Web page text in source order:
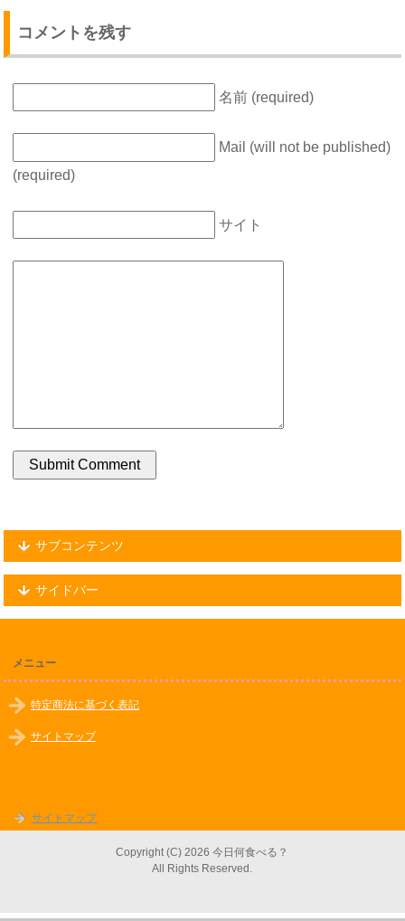
コメントを残す
名前 (required)
Mail (will not be published)
(required)
サイト
サブコンテンツ
サイドバー
メニュー
特定商法に基づく表記
サイトマップ
サイトマップ
Copyright (C) 2026 今日何食べる？
All Rights Reserved.